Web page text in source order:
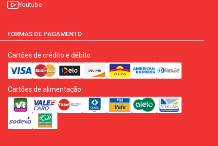
Youtube
FORMAS DE PAGAMENTO
Cartões de crédito e débito
Cartões de alimentação